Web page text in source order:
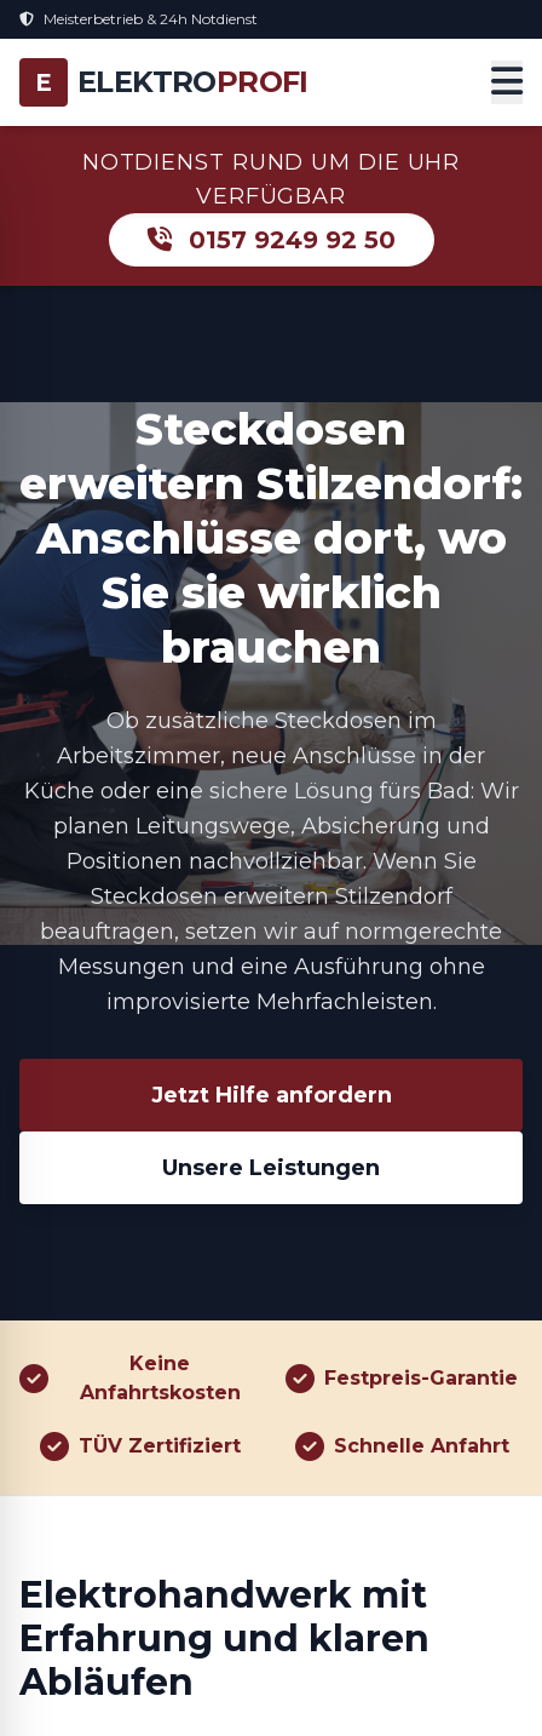
Meisterbetrieb & 24h Notdienst
E ELEKTROPROFI
NOTDIENST RUND UM DIE UHR
VERFÜGBAR
0157 9249 92 50
Steckdosen
erweitern Stilzendorf:
Anschlüsse dort, wo
Sie sie wirklich
brauchen
Ob zusätzliche Steckdosen im
Arbeitszimmer, neue Anschlüsse in der
Küche oder eine sichere Lösung fürs Bad: Wir
planen Leitungswege, Absicherung und
Positionen nachvollziehbar. Wenn Sie
Steckdosen erweitern Stilzendorf
beauftragen, setzen wir auf normgerechte
Messungen und eine Ausführung ohne
improvisierte Mehrfachleisten.
Jetzt Hilfe anfordern
Unsere Leistungen
Keine
Anfahrtskosten
Festpreis-Garantie
TÜV Zertifiziert Schnelle Anfahrt
Elektrohandwerk mit
Erfahrung und klaren
Abläufen